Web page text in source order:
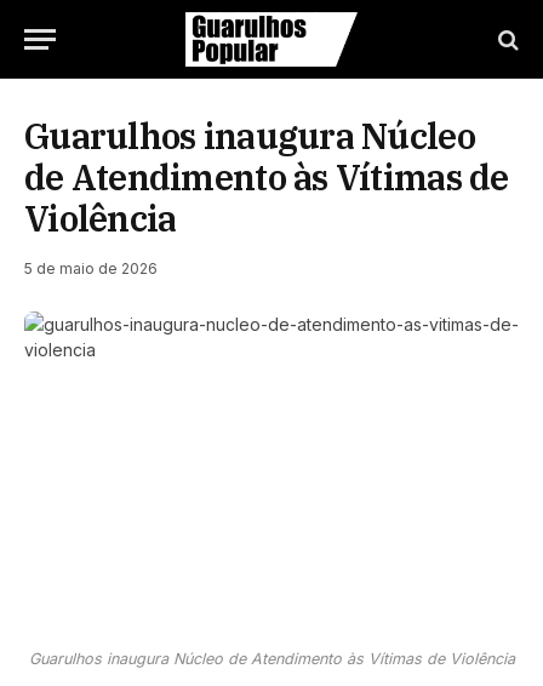
Guarulhos inaugura Núcleo
de Atendimento às Vítimas de
Violência
5 de maio de 2026
Guarulhos inaugura Núcleo de Atendimento às Vítimas de Violência